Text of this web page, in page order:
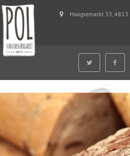
Haagsemarkt 33, 4813